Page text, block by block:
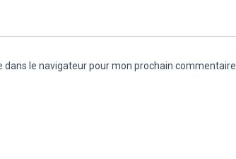
le navigateur pour mon prochain commentaire.